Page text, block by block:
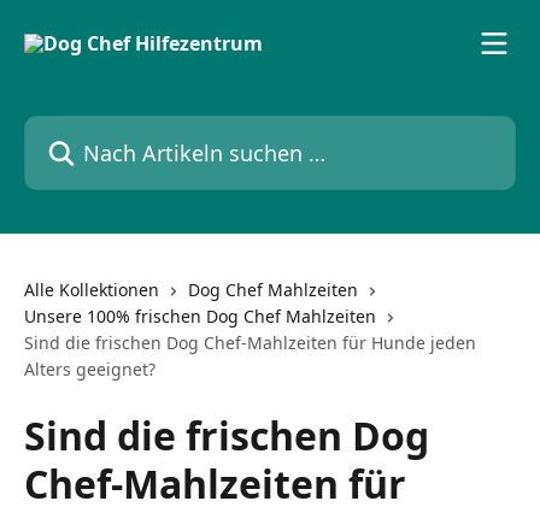
Nach Artikeln suchen …
Alle Kollektionen
Dog Chef Mahlzeiten
Unsere 100% frischen Dog Chef Mahlzeiten
Sind die frischen Dog Chef-Mahlzeiten für Hunde jeden
Alters geeignet?
Sind die frischen Dog
Chef-Mahlzeiten für